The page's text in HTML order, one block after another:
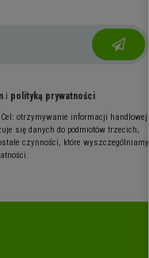
i polityką prywatności
otrzymywanie informacji handlowej;
się danych do podmiotów trzecich;
czynności, które wyszczególniamy